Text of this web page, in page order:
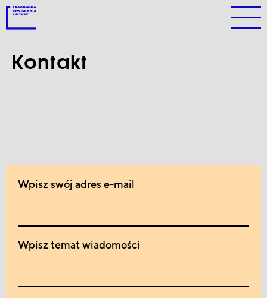
Kontakt
Wpisz swój adres e-mail
Wpisz temat wiadomości